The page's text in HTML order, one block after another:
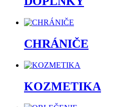
CHRÁNIČE
KOZMETIKA